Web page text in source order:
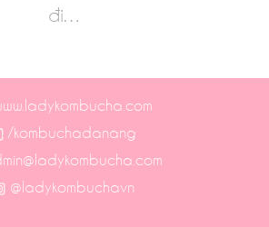
đi…
/kombuchadanang
@ladykombuchavn